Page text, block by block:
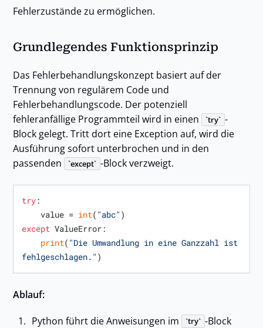
Fehlerzustände zu ermöglichen.
Grundlegendes Funktionsprinzip
Das Fehlerbehandlungskonzept basiert auf der
Trennung von regulärem Code und
Fehlerbehandlungscode. Der potenziell
fehleranfällige Programmteil wird in einen
try
-
Block gelegt. Tritt dort eine Exception auf, wird die
Ausführung sofort unterbrochen und in den
passenden
except -Block verzweigt.
try:
    value =
int( "abc"
except ValueError:
print( "Die Umwandlung in eine Ganzzahl ist
fehlgeschlagen."
Ablauf:
Python führt die Anweisungen im try
-Block